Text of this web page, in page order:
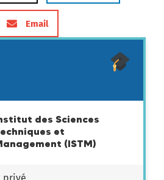
Email
des Sciences
et
(ISTM)